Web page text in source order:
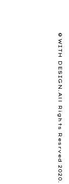
©️WITH DESIGN.All Rights Resrved 2020.